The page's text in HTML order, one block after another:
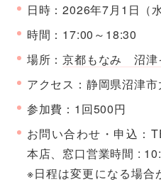
日時：2026年7月1日（
時間：17:00～18:30
場所：京都もなみ 沼津
アクセス：静岡県沼津
参加費：1回500円
お問い合わせ・申込：
本店、窓口営業時間 :
※日程は変更になる場合